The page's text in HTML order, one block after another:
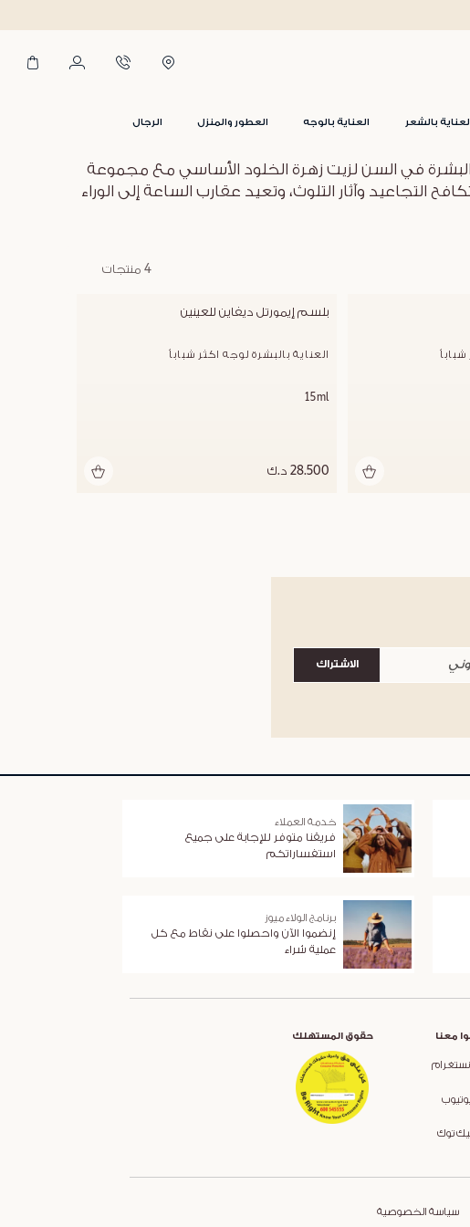
بالشعر العناية بالوجه العطور والمنزل الرجال
البشرة في السن لزيت زهرة الخلود الأساسي مع مجموعة
التجاعيد وآثار التلوث، وتعيد عقارب الساعة إلى الوراء
4 منتجات
شباباُ
بلسم إيمورتل ديفاين للعينين
العناية بالبشرة لوجه اكثر شباباُ
15ml
28.500 د.ك
الاشتراك
خدمة العملاء
فريقنا متوفر للإجابة على جميع
استفساراتكم
برنامج الولاء ميوز
إنضموا الآن واحصلوا على نقاط مع كل
عملية شراء
معنا
انستغرام
توك
حقوق المستهلك
سياسة الخصوصية